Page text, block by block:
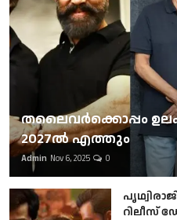
തലൈവര്‍ക്കൊപ്പം
2027ല്‍ എത്തും
Admin Nov 6, 2025 0
റിലീസ്